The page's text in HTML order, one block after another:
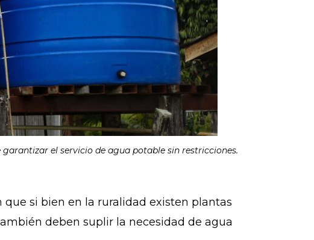
el servicio de agua potable sin restricciones.
si bien en la ruralidad existen plantas
deben suplir la necesidad de agua